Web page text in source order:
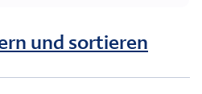
und sortieren